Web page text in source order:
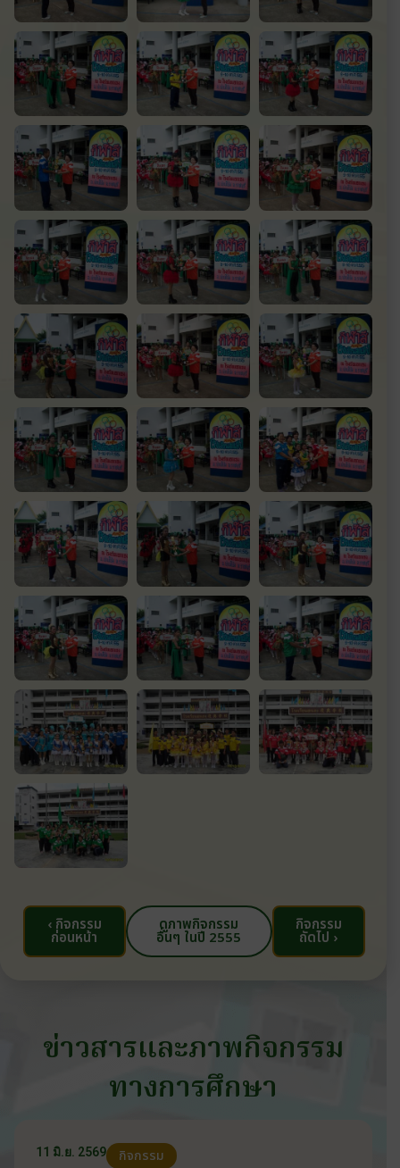
‹ กิจกรรม
ก่อนหน้า
ดูภาพกิจกรรม
อื่นๆ ในปี 2555
กิจกรรม
ถัดไป ›
ข่าวสารและภาพกิจกรรม
ทางการศึกษา
11 มิ.ย. 2569 กิจกรรม